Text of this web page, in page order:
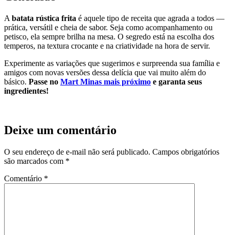
A batata rústica frita é aquele tipo de receita que agrada a todos —
prática, versátil e cheia de sabor. Seja como acompanhamento ou
petisco, ela sempre brilha na mesa. O segredo está na escolha dos
temperos, na textura crocante e na criatividade na hora de servir.
Experimente as variações que sugerimos e surpreenda sua família e
amigos com novas versões dessa delícia que vai muito além do
básico. Passe no Mart Minas mais próximo e garanta seus
ingredientes!
Deixe um comentário
O seu endereço de e-mail não será publicado. Campos obrigatórios
são marcados com *
Comentário *